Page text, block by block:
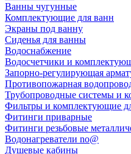
Ванны чугунные
Комплектующие для ванн
Экраны под ванну
Сиденья для ванны
Водоснабжение
Водосчетчики и
Запорно-регулирующая
Противопожарная
Трубопроводные системы и
Фильтры и комплектующие
Фитинги приварные
Фитинги резьбовые
Водонагреватели no@
Душевые кабины